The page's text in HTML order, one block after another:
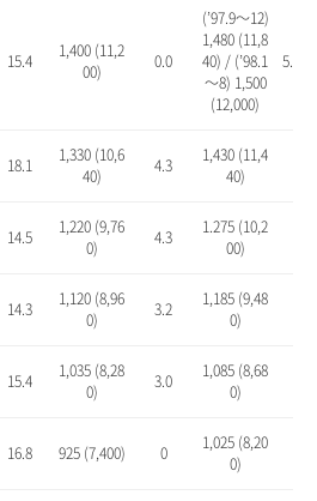
15.4
1,400 (11,2
00)
0.0
(’97.9～12)
1,480 (11,8
40) / (’98.1
～8) 1,500
(12,000)
5.7 /
18.1
1,330 (10,6
40)
4.3
1,430 (11,4
40)
14.5
1,220 (9,76
0)
4.3
1.275 (10,2
00)
14.3
1,120 (8,96
0)
3.2
1,185 (9,48
0)
15.4
1,035 (8,28
0)
3.0
1,085 (8,68
0)
16.8 925 (7,400) 0
1,025 (8,20
0)